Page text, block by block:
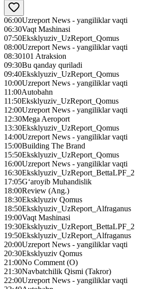
06:00Uzreport News - yangiliklar vaqti
06:30Vaqt Mashinasi
07:50Eksklyuziv_UzReport_Qomus
08:00Uzreport News - yangiliklar vaqti
08:30101 Atraksion
09:30Bu qanday quriladi
09:40Eksklyuziv_UzReport_Qomus
10:00Uzreport News - yangiliklar vaqti
11:00Autobahn
11:50Eksklyuziv_UzReport_Qomus
12:00Uzreport News - yangiliklar vaqti
12:30Mega Aeroport
13:30Eksklyuziv_UzReport_Qomus
14:00Uzreport News - yangiliklar vaqti
15:00Building The Brand
15:50Eksklyuziv_UzReport_Qomus
16:00Uzreport News - yangiliklar vaqti
16:30Eksklyuziv_UzReport_BettaLPF_2
17:05G‘aroyib Muhandislik
18:00Review (Ang.)
18:30Eksklyuziv Qomus
18:50Eksklyuziv_UzReport_Alfraganus
19:00Vaqt Mashinasi
19:30Eksklyuziv_UzReport_BettaLPF_2
19:50Eksklyuziv_UzReport_Alfraganus
20:00Uzreport News - yangiliklar vaqti
20:30Eksklyuziv Qomus
21:00No Сomment (О)
21:30Navbatchilik Qismi (Takror)
22:00Uzreport News - yangiliklar vaqti